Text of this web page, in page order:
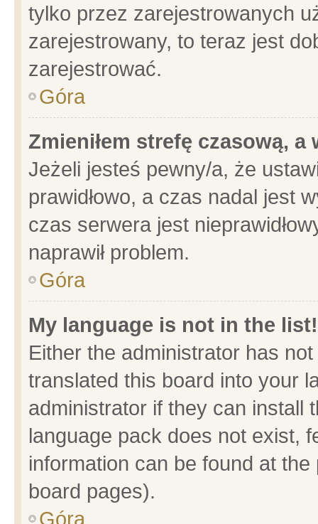
tylko przez zarejestrowanych
zarejestrowany, to teraz jest
zarejestrować.
Góra
Zmieniłem strefę czasową,
Jeżeli jesteś pewny/a, że
prawidłowo, a czas nadal jest
czas serwera jest
naprawił problem.
Góra
My language is not in the list!
Either the administrator has
translated this board into your
administrator if they can install
language pack does not exist,
information can be found at
board pages).
Góra